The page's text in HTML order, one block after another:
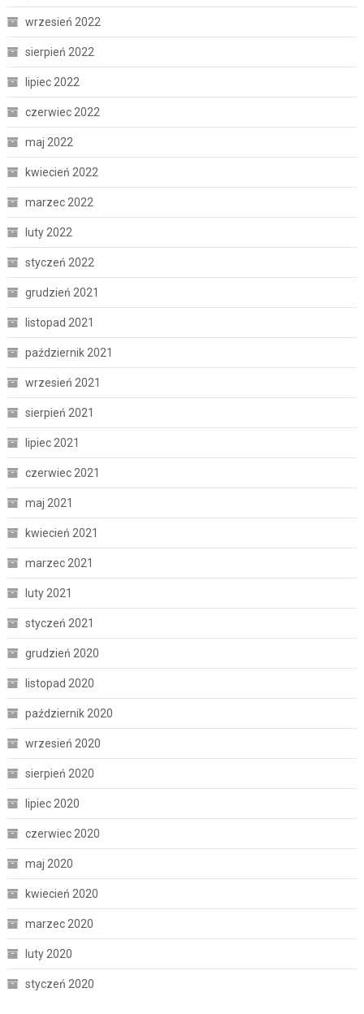
wrzesień 2022
sierpień 2022
lipiec 2022
czerwiec 2022
maj 2022
kwiecień 2022
marzec 2022
luty 2022
styczeń 2022
grudzień 2021
listopad 2021
październik 2021
wrzesień 2021
sierpień 2021
lipiec 2021
czerwiec 2021
maj 2021
kwiecień 2021
marzec 2021
luty 2021
styczeń 2021
grudzień 2020
listopad 2020
październik 2020
wrzesień 2020
sierpień 2020
lipiec 2020
czerwiec 2020
maj 2020
kwiecień 2020
marzec 2020
luty 2020
styczeń 2020